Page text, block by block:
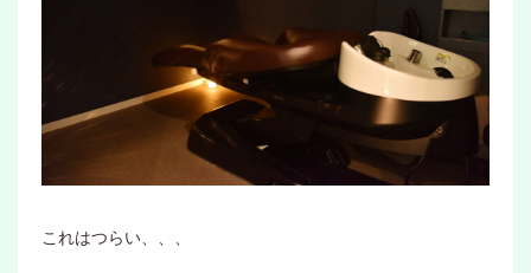
これはつらい、、、